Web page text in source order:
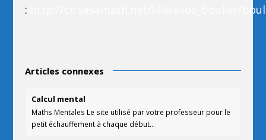
: http://cii.sesamath.net/lille/exos_boulier/
Articles connexes
Calcul mental
Maths Mentales Le site utilisé par votre professeur pour le
petit échauffement à chaque début…